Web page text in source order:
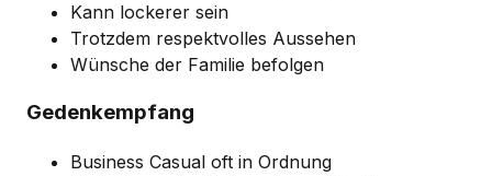
Kann lockerer sein
Trotzdem respektvolles Aussehen
Wünsche der Familie befolgen
Gedenkempfang
Business Casual oft in Ordnung